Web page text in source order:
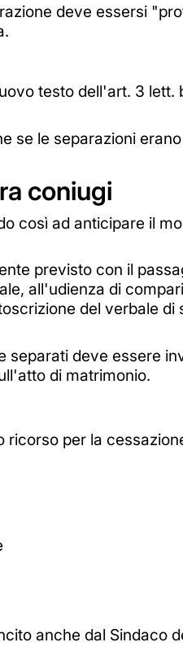
deve essersi
testo dell'art. 3 lett.
se le separazioni
coniugi
così ad anticipare il
previsto con il
all'udienza di
del verbale di
deve essere
di matrimonio.
per la
anche dal Sindaco